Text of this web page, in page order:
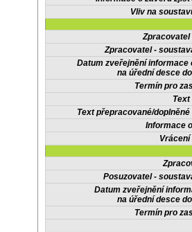
Vliv na
Zpracovatel -
Datum zveřejnění informace
na úřední desce
Termín pro
Text přepracované/
Informace
Posuzovatel -
Datum zveřejnění
na úřední desce
Termín pro